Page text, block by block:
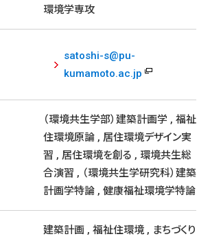
環境学専攻
satoshi-s@pu-
kumamoto.ac.jp
（環境共生学部）建築計画学 , 福祉
住環境原論 , 居住環境デザイン実
習 , 居住環境を創る , 環境共生総
合演習 , （環境共生学研究科）建築
計画学特論 , 健康福祉環境学特論
建築計画 , 福祉住環境 , まちづくり